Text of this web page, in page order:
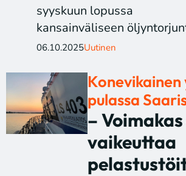
syyskuun lopussa
kansainväliseen
06.10.2025Uutinen
Konevikainen
pulassa
–
vaikeuttaa